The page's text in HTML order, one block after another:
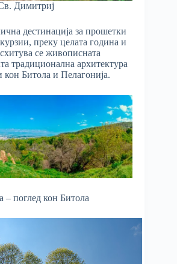
Димитриј
дестинација за прошетки
преку целата година и
се живописната
традиционална архитектура
кон Битола и Пелагонија.
– поглед кон Битола